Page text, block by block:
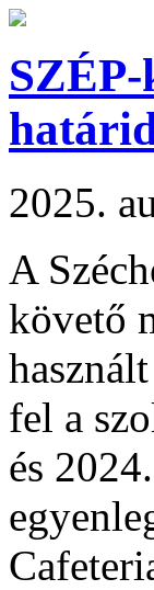
2025.
A
követő
fel a
és